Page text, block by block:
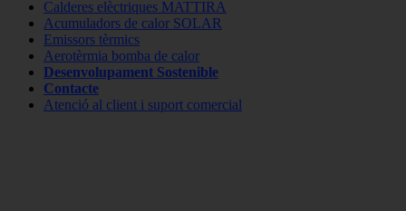
Calderes elèctriques MATTIRA
Acumuladors de calor SOLAR
Emissors tèrmics
Aerotèrmia bomba de calor
Desenvolupament Sostenible
Contacte
Atenció al client i suport comercial